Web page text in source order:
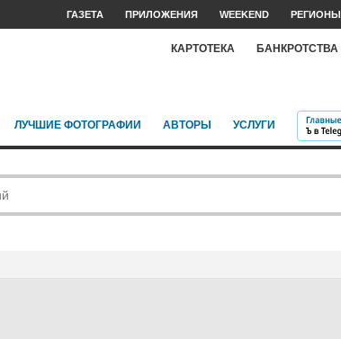
ГАЗЕТА ПРИЛОЖЕНИЯ WEEKEND РЕГИОНЫ
КАРТОТЕКА БАНКРОТСТВА
ЛУЧШИЕ ФОТОГРАФИИ АВТОРЫ УСЛУГИ